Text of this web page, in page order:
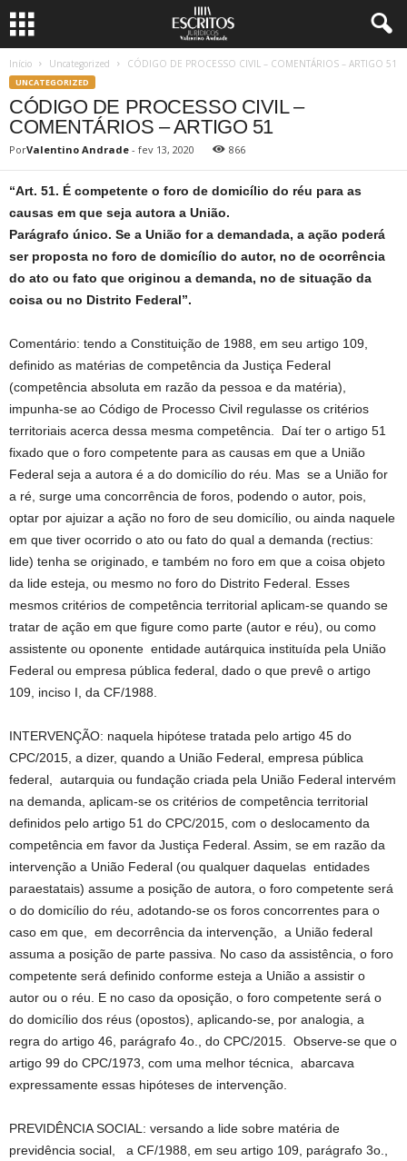
Início Uncategorized CÓDIGO DE PROCESSO CIVIL – COMENTÁRIOS – ARTIGO 51
UNCATEGORIZED
CÓDIGO DE PROCESSO CIVIL –
COMENTÁRIOS – ARTIGO 51
PorValentino Andrade - fev 13, 2020 866
“Art. 51. É competente o foro de domicílio do réu para as
causas em que seja autora a União.
Parágrafo único. Se a União for a demandada, a ação poderá
ser proposta no foro de domicílio do autor, no de ocorrência
do ato ou fato que originou a demanda, no de situação da
coisa ou no Distrito Federal”.
Comentário: tendo a Constituição de 1988, em seu artigo 109,
definido as matérias de competência da Justiça Federal
(competência absoluta em razão da pessoa e da matéria),
impunha-se ao Código de Processo Civil regulasse os critérios
territoriais acerca dessa mesma competência. Daí ter o artigo 51
fixado que o foro competente para as causas em que a União
Federal seja a autora é a do domicílio do réu. Mas se a União for
a ré, surge uma concorrência de foros, podendo o autor, pois,
optar por ajuizar a ação no foro de seu domicílio, ou ainda naquele
em que tiver ocorrido o ato ou fato do qual a demanda (rectius:
lide) tenha se originado, e também no foro em que a coisa objeto
da lide esteja, ou mesmo no foro do Distrito Federal. Esses
mesmos critérios de competência territorial aplicam-se quando se
tratar de ação em que figure como parte (autor e réu), ou como
assistente ou oponente entidade autárquica instituída pela União
Federal ou empresa pública federal, dado o que prevê o artigo
109, inciso I, da CF/1988.
INTERVENÇÃO: naquela hipótese tratada pelo artigo 45 do
CPC/2015, a dizer, quando a União Federal, empresa pública
federal, autarquia ou fundação criada pela União Federal intervém
na demanda, aplicam-se os critérios de competência territorial
definidos pelo artigo 51 do CPC/2015, com o deslocamento da
competência em favor da Justiça Federal. Assim, se em razão da
intervenção a União Federal (ou qualquer daquelas entidades
paraestatais) assume a posição de autora, o foro competente será
o do domicílio do réu, adotando-se os foros concorrentes para o
caso em que, em decorrência da intervenção, a União federal
assuma a posição de parte passiva. No caso da assistência, o foro
competente será definido conforme esteja a União a assistir o
autor ou o réu. E no caso da oposição, o foro competente será o
do domicílio dos réus (opostos), aplicando-se, por analogia, a
regra do artigo 46, parágrafo 4o., do CPC/2015. Observe-se que o
artigo 99 do CPC/1973, com uma melhor técnica, abarcava
expressamente essas hipóteses de intervenção.
PREVIDÊNCIA SOCIAL: versando a lide sobre matéria de
previdência social, a CF/1988, em seu artigo 109, parágrafo 3o.,